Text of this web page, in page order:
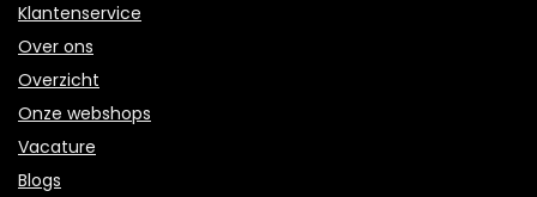
Klantenservice
Over ons
Overzicht
Onze webshops
Vacature
Blogs